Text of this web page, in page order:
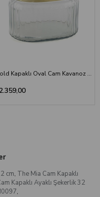
Gold Kapaklı Oval Cam Kavanoz 18x14x16cm - Dekoratif Saklama Kutusu
cm, The Mia Cam Kapaklı
Kapaklı Ayaklı Şekerlik 32
,